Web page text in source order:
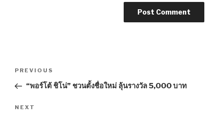
Post
navigation
Previous
Post
PREVIOUS
“พอร์โต้ ชิโน่” ชวนตั้งชื่อใหม่ ลุ้นรางวัล 5,000 บาท
Next
NEXT